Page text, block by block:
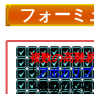
フォーミ
複数の高難
└アポカリ
└機動力が